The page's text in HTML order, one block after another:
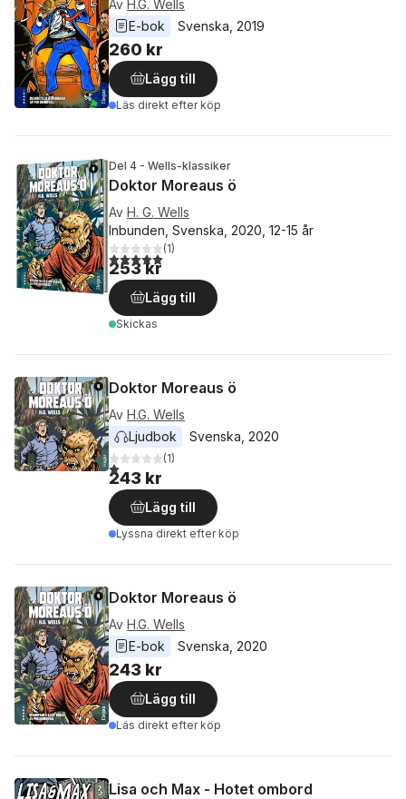
Av H.G. Wells
E-bok
Svenska 2019
260 kr
Lägg till
Läs direkt efter köp
Del 4 - Wells-klassiker
Doktor Moreaus ö
Av H. G. Wells
Inbunden, Svenska, 2020, 12-15 år
5,0utav 5 stjärnor. Totalt antal röster:
(1)
253 kr
Lägg till
Skickas
Doktor Moreaus ö
Av H.G. Wells
Ljudbok
Svenska 2020
1,0utav 5 stjärnor. Totalt antal röster:
(1)
243 kr
Lägg till
Lyssna direkt efter köp
Doktor Moreaus ö
Av H.G. Wells
E-bok
Svenska 2020
243 kr
Lägg till
Läs direkt efter köp
Lisa och Max - Hotet ombord